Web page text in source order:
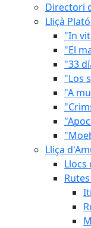
Directori
Lliçà
"In
"El
"33
"Los
"A
Lliça
Llocs